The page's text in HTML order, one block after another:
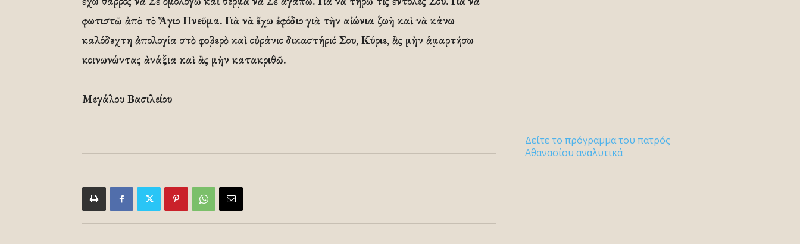
φωτιστῶ ἀπὸ τὸ Ἅγιο Πνεῦμα. Γιὰ νὰ ἔχω ἐφόδιο γιὰ τὴν αἰώνια ζωὴ καὶ νὰ κάνω
καλόδεχτη ἀπολογία στὸ φοβερὸ καὶ οὐράνιο δικαστήριό Σου, Κύριε, ἂς μὴν ἁμαρτήσω
κοινωνώντας ἀνάξια καὶ ἂς μὴν κατακριθῶ.
Μεγάλου Βασιλείου
Δείτε το πρόγραμμα του πατρός
Αθανασίου αναλυτικά